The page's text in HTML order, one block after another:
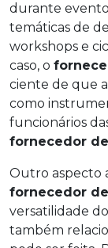
durante
temáticas de
workshops e
caso, o
ciente de que
como
funcionários
fornecedor
Outro aspecto
fornecedor
versatilidade
também